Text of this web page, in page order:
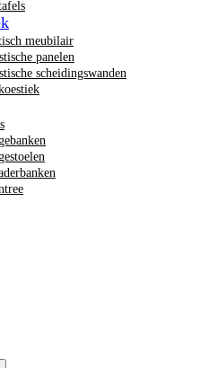
meubilair
panelen
scheidingswanden